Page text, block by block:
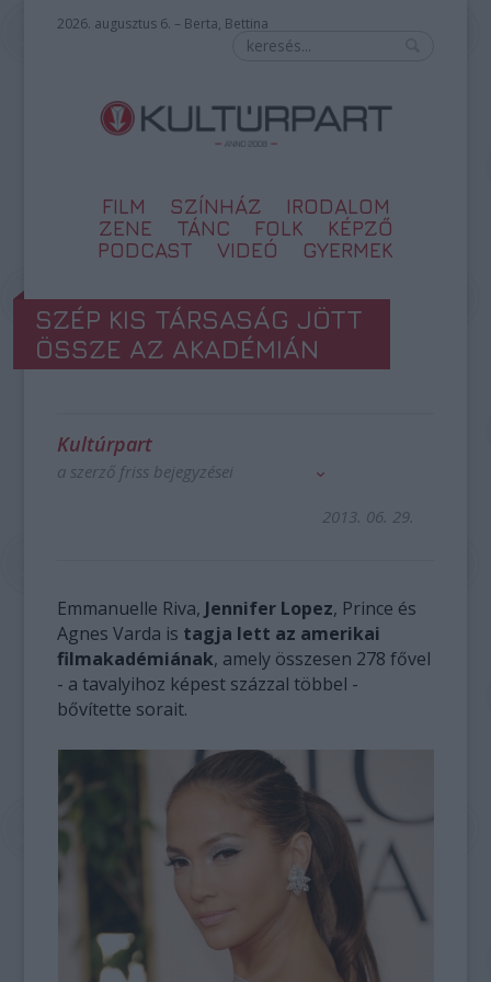
2026. augusztus 6. – Berta, Bettina
FILM SZÍNHÁZ
IRODALOM
ZENE
TÁNC FOLK
KÉPZŐ
PODCAST
VIDEÓ GYERMEK
SZÉP KIS TÁRSASÁG JÖTT
ÖSSZE AZ AKADÉMIÁN
Kultúrpart
a szerző friss bejegyzései
2013. 06. 29.
Emmanuelle Riva, Jennifer Lopez, Prince és
Agnes Varda is tagja lett az amerikai
filmakadémiának, amely összesen 278 fővel
- a tavalyihoz képest százzal többel -
bővítette sorait.